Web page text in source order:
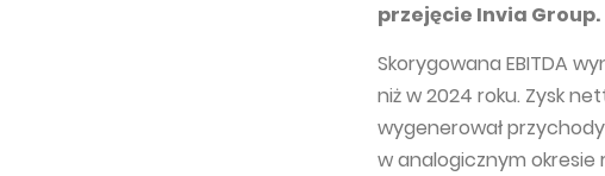
przejęcie Invia Group.
Skorygowana EBITDA
niż w 2024 roku. Zysk
wygenerował przychody
w analogicznym